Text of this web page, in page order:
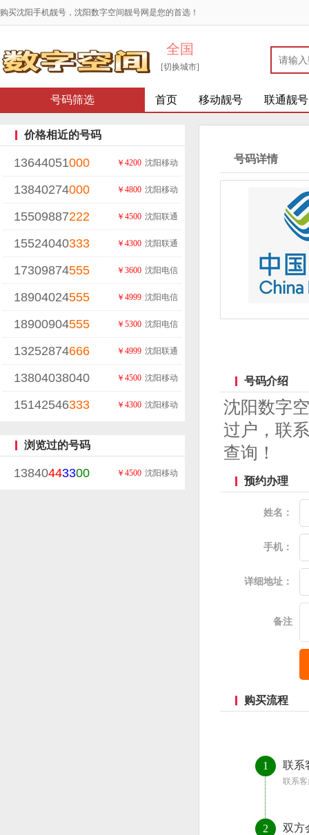
购买沈阳手机靓号，沈阳数字空间靓号网是您的首选！
全国
[切换城市]
号码筛选 首页 移动靓号 联通靓号
价格相近的号码
13644051000 沈阳移动
￥4200
13840274000 沈阳移动
￥4800
15509887222 沈阳联通
￥4500
15524040333 沈阳联通
￥4300
17309874555 沈阳电信
￥3600
18904024555 沈阳电信
￥4999
18900904555 沈阳电信
￥5300
13252874666 沈阳联通
￥4999
13804038040 沈阳移动
￥4500
15142546333 沈阳移动
￥4300
浏览过的号码
13840443300 沈阳移动
￥4500
号码详情
号码介绍
沈阳数字
过户，联
查询！
预约办理
姓名：
手机：
详细地址：
备注
购买流程
1 联系
联系
2 双方